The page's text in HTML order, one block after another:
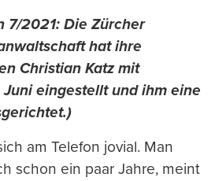
drucken
7/2021: Die Zürcher
hat ihre
Christian Katz mit
Juni eingestellt und ihm eine
am Telefon jovial. Man
schon ein paar Jahre, meint